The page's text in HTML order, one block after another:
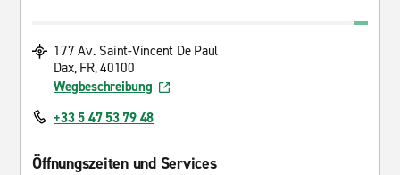
177 Av. Saint-Vincent De Paul
Dax, FR, 40100
Wegbeschreibung
+33 5 47 53 79 48
Öffnungszeiten und Services